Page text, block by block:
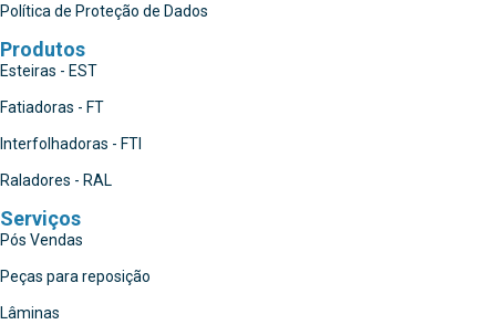
Política de Proteção de Dados
Produtos
Esteiras - EST
Fatiadoras - FT
Interfolhadoras - FTI
Raladores - RAL
Serviços
Pós Vendas
Peças para reposição
Lâminas